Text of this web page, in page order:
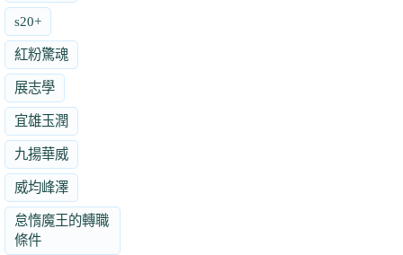
s20+
紅粉驚魂
展志學
宜雄玉潤
九揚華威
威均峰澤
怠惰魔王的轉職
條件